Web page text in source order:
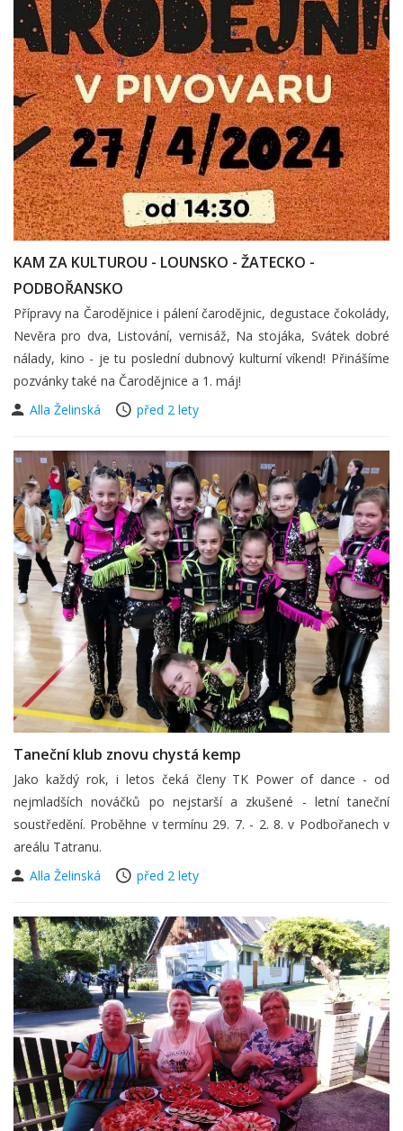
KAM ZA KULTUROU - LOUNSKO - ŽATECKO -
PODBOŘANSKO
Přípravy na Čarodějnice i pálení čarodějnic, degustace čokolády,
Nevěra pro dva, Listování, vernisáž, Na stojáka, Svátek dobré
nálady, kino - je tu poslední dubnový kulturní víkend! Přinášíme
pozvánky také na Čarodějnice a 1. máj!
Alla Želinská
před 2 lety
Taneční klub znovu chystá kemp
Jako každý rok, i letos čeká členy TK Power of dance - od
nejmladších nováčků po nejstarší a zkušené - letní taneční
soustředění. Proběhne v termínu 29. 7. - 2. 8. v Podbořanech v
areálu Tatranu.
Alla Želinská
před 2 lety